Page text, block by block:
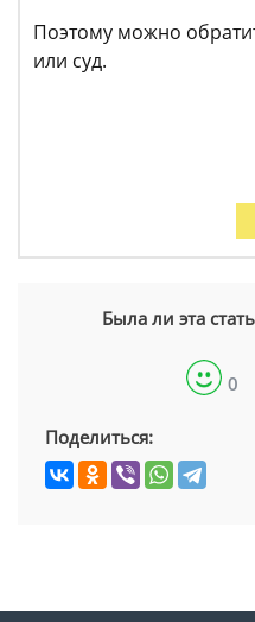
Поэтому можно
или суд.
Была ли эта
0
Поделиться: